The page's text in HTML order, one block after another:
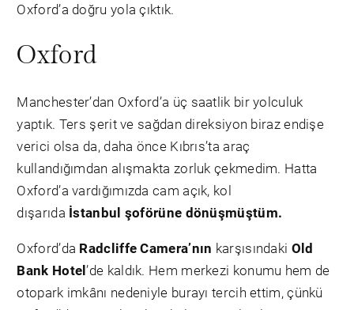
Oxford’a doğru yola çıktık.
Oxford
Manchester’dan Oxford’a üç saatlik bir yolculuk
yaptık. Ters şerit ve sağdan direksiyon biraz endişe
verici olsa da, daha önce Kıbrıs’ta araç
kullandığımdan alışmakta zorluk çekmedim. Hatta
Oxford’a vardığımızda cam açık, kol
dışarıda İstanbul şoförüne dönüşmüştüm.
Oxford’da Radcliffe Camera’nın karşısındaki Old
Bank Hotel’de kaldık. Hem merkezi konumu hem de
otopark imkânı nedeniyle burayı tercih ettim, çünkü